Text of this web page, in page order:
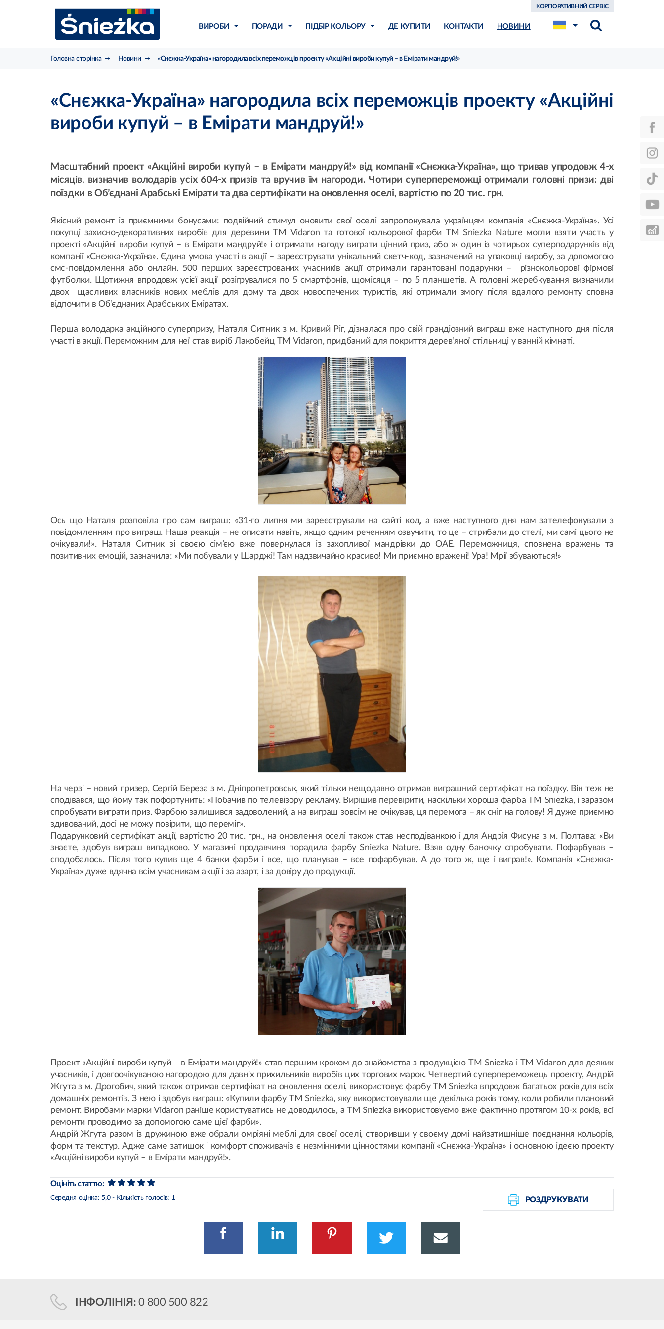
ВИРОБИ ПОРАДИ ПІДБІР КОЛЬОРУ ДЕ КУПИТИ КОНТАКТИ НОВИНИ
КОРПОРАТИВНИЙ СЕРВІС
Головна сторінка Новини «Снєжка-Україна» нагородила всіх переможців проекту «Акційні вироби купуй – в Емірати мандруй!»
«Снєжка-Україна» нагородила всіх переможців проекту «Акційні
вироби купуй – в Емірати мандруй!»
Масштабний проект «Акційні вироби купуй – в Емірати мандруй!» від компанії «Снєжка-Україна», що тривав упродовж 4-х
місяців, визначив володарів усіх 604-х призів та вручив їм нагороди. Чотири суперпереможці отримали головні призи: дві
поїздки в Об’єднані Арабські Емірати та два сертифікати на оновлення оселі, вартістю по 20 тис. грн.
Якісний ремонт із приємними бонусами: подвійний стимул оновити свої оселі запропонувала українцям компанія «Снєжка-Україна». Усі
покупці захисно-декоративних виробів для деревини ТМ Vidaron та готової кольорової фарби TM Sniezka Nature могли взяти участь у
проекті «Акційні вироби купуй – в Емірати мандруй!» і отримати нагоду виграти цінний приз, або ж один із чотирьох суперподарунків від
компанії «Снєжка-Україна». Єдина умова участі в акції – зареєструвати унікальний скетч-код, зазначений на упаковці виробу, за допомогою
смс-повідомлення або онлайн. 500 перших зареєстрованих учасників акції отримали гарантовані подарунки – різнокольорові фірмові
футболки. Щотижня впродовж усієї акції розігрувалися по 5 смартфонів, щомісяця – по 5 планшетів. А головні жеребкування визначили
двох щасливих власників нових меблів для дому та двох новоспечених туристів, які отримали змогу після вдалого ремонту сповна
відпочити в Об’єднаних Арабських Еміратах.
Перша володарка акційного суперпризу, Наталя Ситник з м. Кривий Ріг, дізналася про свій грандіозний виграш вже наступного дня після
участі в акції. Переможним для неї став виріб Лакобейц ТМ Vidaron, придбаний для покриття дерев’яної стільниці у ванній кімнаті.
Ось що Наталя розповіла про сам виграш: «31-го липня ми зареєстрували на сайті код, а вже наступного дня нам зателефонували з
повідомленням про виграш. Наша реакція – не описати навіть, якщо одним реченням озвучити, то це – стрибали до стелі, ми самі цього не
очікували!». Наталя Ситник зі своєю сім’єю вже повернулася із захопливої мандрівки до ОАЕ. Переможниця, сповнена вражень та
позитивних емоцій, зазначила: «Ми побували у Шарджі! Там надзвичайно красиво! Ми приємно вражені! Ура! Мрії збуваються!»
На черзі – новий призер, Сергій Береза з м. Дніпропетровськ, який тільки нещодавно отримав виграшний сертифікат на поїздку. Він теж не
сподівався, що йому так пофортунить: «Побачив по телевізору рекламу. Вирішив перевірити, наскільки хороша фарба ТМ Sniezka, і заразом
спробувати виграти приз. Фарбою залишився задоволений, а на виграш зовсім не очікував, ця перемога – як сніг на голову! Я дуже приємно
здивований, досі не можу повірити, що переміг».
Подарунковий сертифікат акції, вартістю 20 тис. грн., на оновлення оселі також став несподіванкою і для Андрія Фисуна з м. Полтава: «Ви
знаєте, здобув виграш випадково. У магазині продавчиня порадила фарбу Sniezka Nature. Взяв одну баночку спробувати. Пофарбував –
сподобалось. Після того купив ще 4 банки фарби і все, що планував – все пофарбував. А до того ж, ще і виграв!». Компанія «Снєжка-
Україна» дуже вдячна всім учасникам акції і за азарт, і за довіру до продукції.
Проект «Акційні вироби купуй – в Емірати мандруй!» став першим кроком до знайомства з продукцією ТМ Sniezka і ТМ Vidaron для деяких
учасників, і довгоочікуваною нагородою для давніх прихильників виробів цих торгових марок. Четвертий суперпереможець проекту, Андрій
Жгута з м. Дрогобич, який також отримав сертифікат на оновлення оселі, використовує фарбу ТМ Sniezka впродовж багатьох років для всіх
домашніх ремонтів. З нею і здобув виграш: «Купили фарбу ТМ Sniezka, яку використовували ще декілька років тому, коли робили плановий
ремонт. Виробами марки Vidaron раніше користуватись не доводилось, а TM Sniezka використовуємо вже фактично протягом 10-х років, всі
ремонти проводимо за допомогою саме цієї фарби».
Андрій Жгута разом із дружиною вже обрали омріяні меблі для своєї оселі, створивши у своєму домі найзатишніше поєднання кольорів,
форм та текстур. Адже саме затишок і комфорт споживачів є незмінними цінностями компанії «Снєжка-Україна» і основною ідеєю проекту
«Акційні вироби купуй – в Емірати мандруй!».
Оцініть статтю:
Середня оцінка: 5,0- Кількість голосів: 1 РОЗДРУКУВАТИ
ІНФОЛІНІЯ: 0 800 500 822